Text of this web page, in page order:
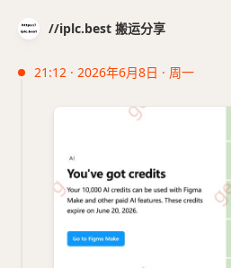
//iplc.best 搬运分享
21:12 · 2026年6月8日 · 周一